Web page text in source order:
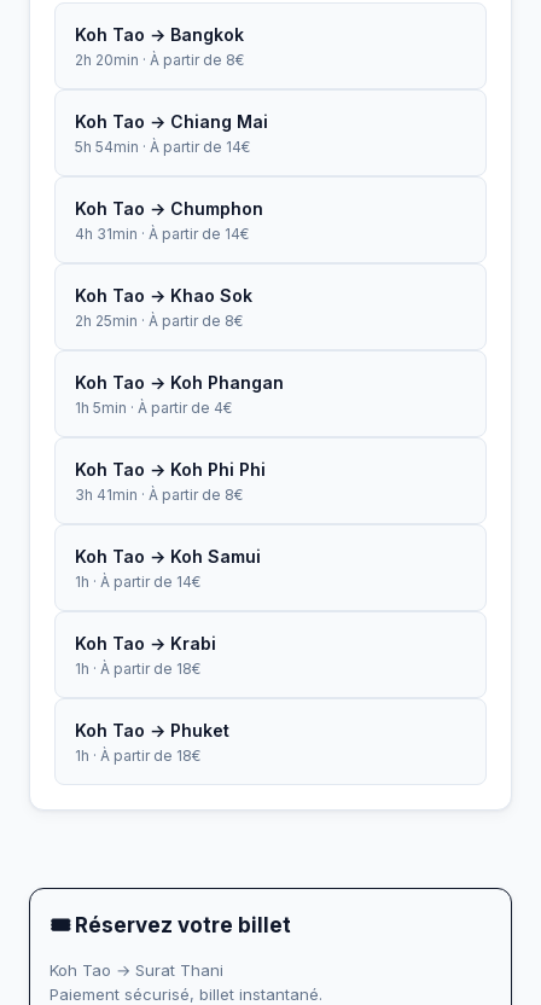
Koh Tao → Bangkok
2h 20min · À partir de 8€
Koh Tao → Chiang Mai
5h 54min · À partir de 14€
Koh Tao → Chumphon
4h 31min · À partir de 14€
Koh Tao → Khao Sok
2h 25min · À partir de 8€
Koh Tao → Koh Phangan
1h 5min · À partir de 4€
Koh Tao → Koh Phi Phi
3h 41min · À partir de 8€
Koh Tao → Koh Samui
1h · À partir de 14€
Koh Tao → Krabi
1h · À partir de 18€
Koh Tao → Phuket
1h · À partir de 18€
🎟 Réservez votre billet
Koh Tao → Surat Thani
Paiement sécurisé, billet instantané.